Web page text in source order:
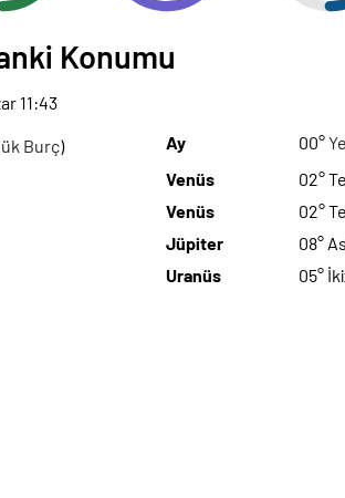
Konumu
11:43
Burç) Ay 00°
Venüs
02°
Venüs
02°
Jüpiter
08°
Uranüs 05°